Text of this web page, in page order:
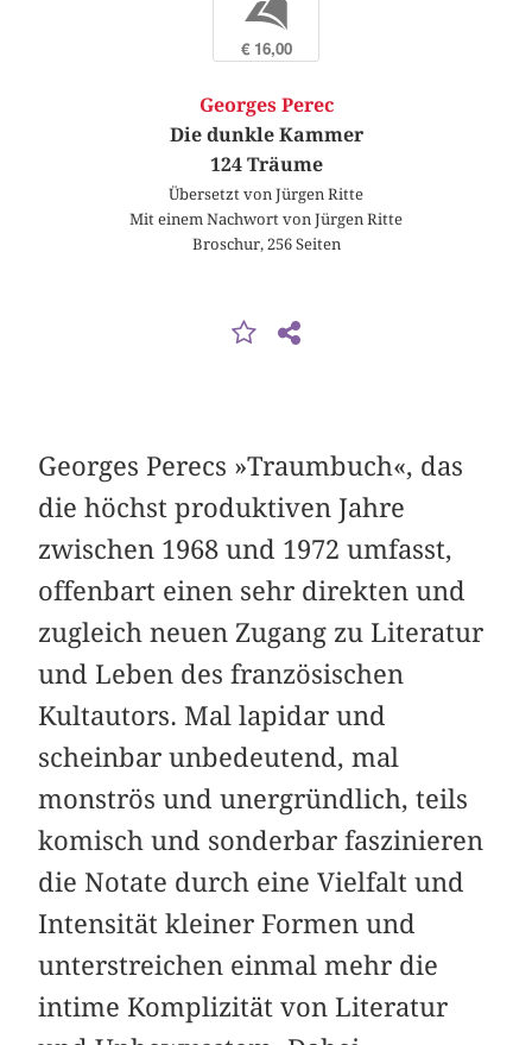
b
€ 16,00
Georges Perec
Die dunkle Kammer
124 Träume
Übersetzt von Jürgen Ritte
Mit einem Nachwort von Jürgen Ritte
Broschur, 256 Seiten
Georges Perecs »Traumbuch«, das
die höchst produktiven Jahre
zwischen 1968 und 1972 umfasst,
offenbart einen sehr direkten und
zugleich neuen Zugang zu Literatur
und Leben des französischen
Kultautors. Mal lapidar und
scheinbar unbedeutend, mal
monströs und unergründlich, teils
komisch und sonderbar faszinieren
die Notate durch eine Vielfalt und
Intensität kleiner Formen und
unterstreichen einmal mehr die
intime Komplizität von Literatur